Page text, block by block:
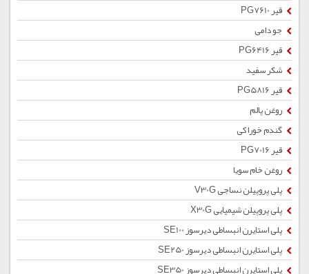
قیر PG7610
جو دامی
قیر PG6416
شکر سفید
قیر PG5816
روغن پالم
گندم خوراکی
قیر PG7016
روغن خام سویا
پلی پروپیلن نساجی V30G
پلی پروپیلن شیمیایی X30G
پلی استایرن انبساطی دیرسوز SE100
پلی استایرن انبساطی دیرسوز SE250
پلی استایرن انبساطی دیرسوز SE350